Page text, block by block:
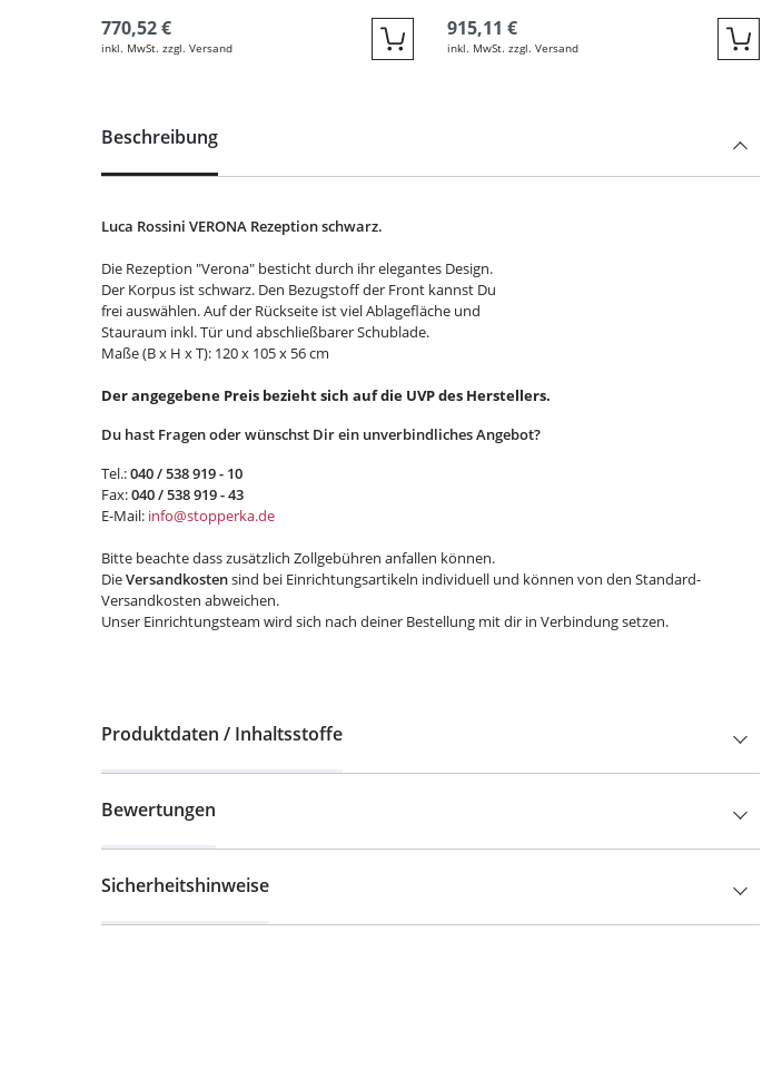
770,52 €
inkl. MwSt. zzgl. Versand Quickbuy
915,11 €
inkl. MwSt. zzgl. Versand
Beschreibung
Luca Rossini VERONA Rezeption schwarz.
Die Rezeption "Verona" besticht durch ihr elegantes Design.
Der Korpus ist schwarz. Den Bezugstoff der Front kannst Du
frei auswählen. Auf der Rückseite ist viel Ablagefläche und
Stauraum inkl. Tür und abschließbarer Schublade.
Maße (B x H x T): 120 x 105 x 56 cm
Der angegebene Preis bezieht sich auf die UVP des Herstellers.
Du hast Fragen oder wünschst Dir ein unverbindliches Angebot?
Tel.:040 / 538 919 - 10
Fax:040 / 538 919 - 43
E-Mail: info@stopperka.de
Bitte beachte dass zusätzlich Zollgebühren anfallen können.
DieVersandkostensind bei Einrichtungsartikeln individuell und können von den Standard-
Versandkosten abweichen.
Unser Einrichtungsteam wird sich nach deiner Bestellung mit dir in Verbindung setzen.
Produktdaten / Inhaltsstoffe
Bewertungen
Sicherheitshinweise